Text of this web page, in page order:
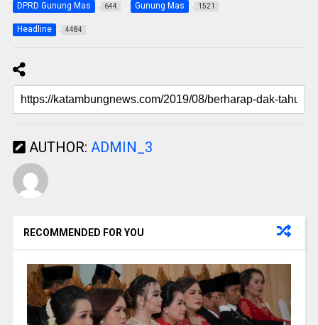
DPRD Gunung Mas 644 Gunung Mas 1521
Headline 4484
AUTHOR: ADMIN_3
RECOMMENDED FOR YOU